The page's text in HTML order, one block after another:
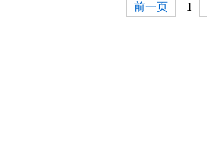
前一页 1